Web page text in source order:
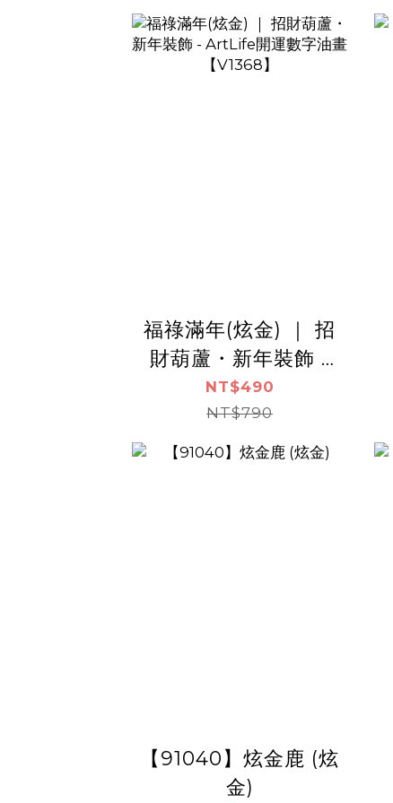
福祿滿年(炫金) ｜ 招
財葫蘆・新年裝飾 -
ArtLife開運數字油畫
【V1368】
NT$490
NT$790
【91040】炫金鹿 (炫
金)